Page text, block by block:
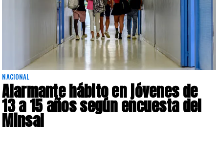
NACIONAL
Alarmante hábito en jóvenes de
13 a 15 años según encuesta del
Minsal